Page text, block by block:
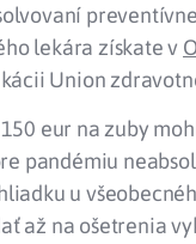
lekára získate v
Union
eur na zuby
pandémiu
u
až na ošetrenia